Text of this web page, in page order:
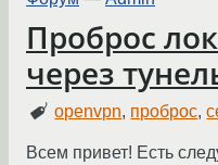
Проброс
через
openvpn, проброс,
Всем привет! Есть